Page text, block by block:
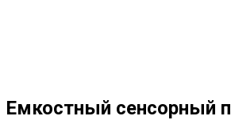
Емкостный сенсорный